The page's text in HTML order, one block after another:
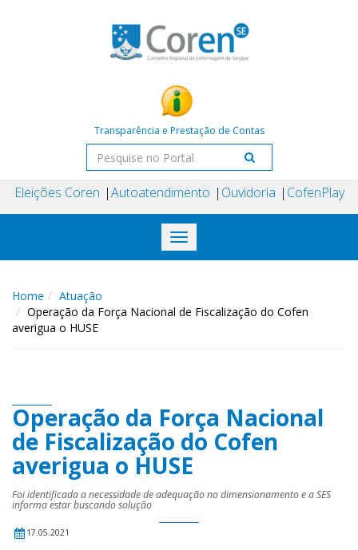
Transparência e Prestação de Contas
Eleições Coren Autoatendimento Ouvidoria CofenPlay
Toggle
navigation
Home
Atuação
Operação da Força Nacional de Fiscalização do Cofen
averigua o HUSE
Operação da Força Nacional
de Fiscalização do Cofen
averigua o HUSE
Foi identificada a necessidade de adequação no dimensionamento e a SES
informa estar buscando solução
17.05.2021